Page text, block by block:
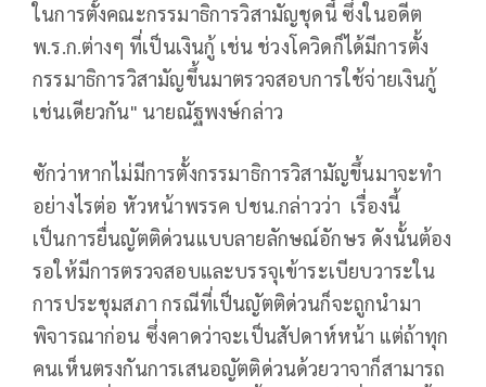
ในการตั้งคณะกรรมาธิการวิสามัญชุดนี้ ซึ่งในอดีต
พ.ร.ก.ต่างๆ ที่เป็นเงินกู้ เช่น ช่วงโควิดก็ได้มีการตั้ง
กรรมาธิการวิสามัญขึ้นมาตรวจสอบการใช้จ่ายเงินกู้
เช่นเดียวกัน" นายณัฐพงษ์กล่าว
ซักว่าหากไม่มีการตั้งกรรมาธิการวิสามัญขึ้นมาจะทำ
อย่างไรต่อ หัวหน้าพรรค ปชน.กล่าวว่า เรื่องนี้
เป็นการยื่นญัตติด่วนแบบลายลักษณ์อักษร ดังนั้นต้อง
รอให้มีการตรวจสอบและบรรจุเข้าระเบียบวาระใน
การประชุมสภา กรณีที่เป็นญัตติด่วนก็จะถูกนำมา
พิจารณาก่อน ซึ่งคาดว่าจะเป็นสัปดาห์หน้า แต่ถ้าทุก
คนเห็นตรงกันการเสนอญัตติด่วนด้วยวาจาก็สามารถ